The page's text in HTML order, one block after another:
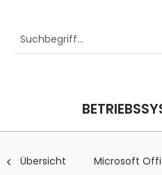
Übersicht Microsoft